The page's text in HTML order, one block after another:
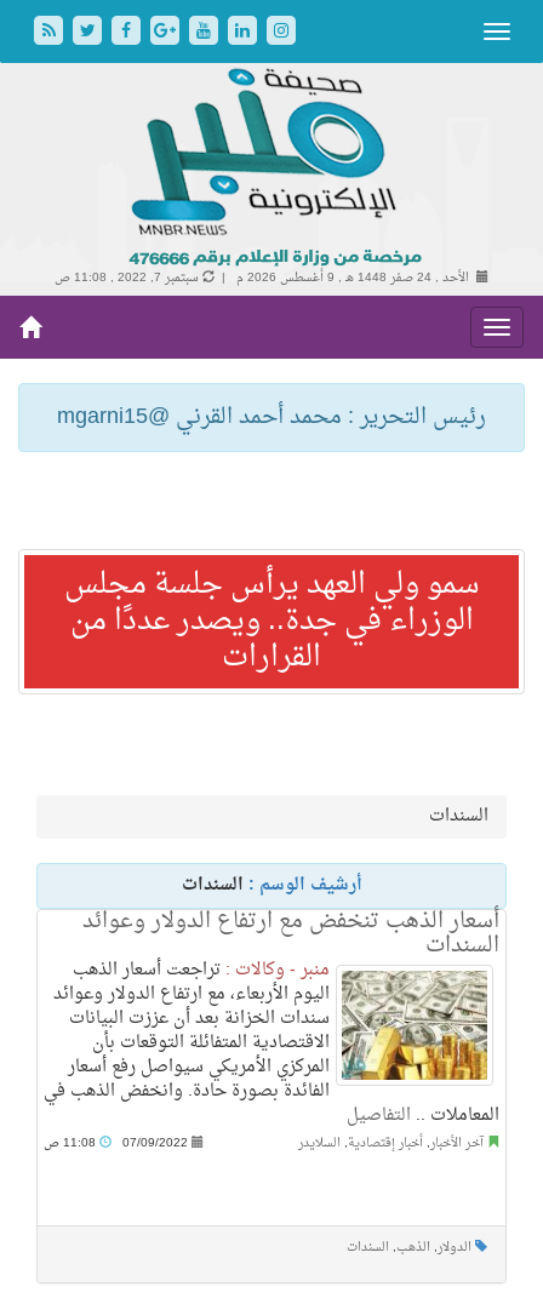
الأحد , 24 صفر 1448 هـ , 9 أغسطس 2026 م | سبتمبر 7, 2022 , 11:08 ص
رئيس التحرير : محمد أحمد القرني @mgarni15
سمو ولي العهد يرأس جلسة مجلس
الوزراء في جدة.. ويصدر عددًا من
القرارات
السندات
أرشيف الوسم : السندات
أسعار الذهب تنخفض مع ارتفاع الدولار وعوائد
السندات
منبر - وكالات :تراجعت أسعار الذهب
اليوم الأربعاء، مع ارتفاع الدولار وعوائد
سندات الخزانة بعد أن عززت البيانات
الاقتصادية المتفائلة التوقعات بأن
المركزي الأمريكي سيواصل رفع أسعار
الفائدة بصورة حادة. وانخفض الذهب في
المعاملات .. التفاصيل
آخر الأخبار, أخبار إقتصادية, السلايدر 07/09/2022
الدولار, الذهب, السندات